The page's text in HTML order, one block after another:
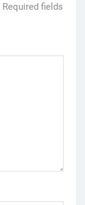
Required fields